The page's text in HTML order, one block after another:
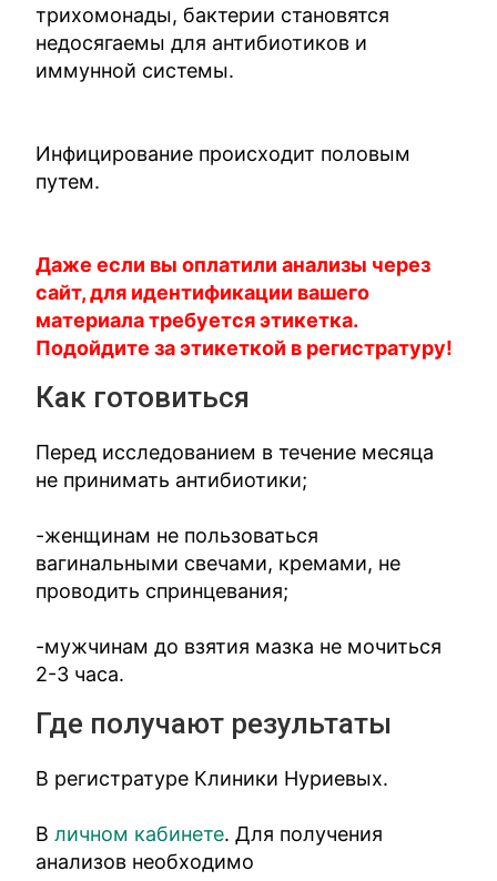
трихомонады, бактерии становятся
недосягаемы для антибиотиков и
иммунной системы.
Инфицирование происходит половым
путем.
Даже если вы оплатили анализы через
сайт, для идентификации вашего
материала требуется этикетка.
Подойдите за этикеткой в регистратуру!
Как готовиться
Перед исследованием в течение месяца
не принимать антибиотики;
-женщинам не пользоваться
вагинальными свечами, кремами, не
проводить спринцевания;
-мужчинам до взятия мазка не мочиться
2-3 часа.
Где получают результаты
В регистратуре Клиники Нуриевых.
Вличном кабинете. Для получения
анализов необходимо